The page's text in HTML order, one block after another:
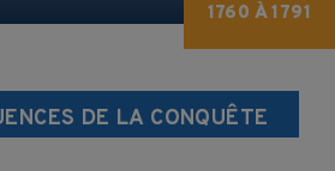
DE LA CONQUÊTE
1760 À 1791